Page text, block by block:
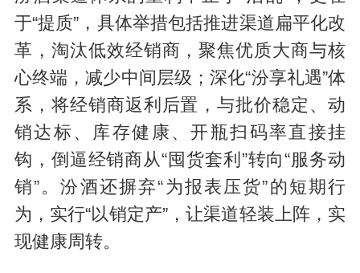
于“提质”，具体举措包括推进渠道扁平化改
革，淘汰低效经销商，聚焦优质大商与核
心终端，减少中间层级；深化“汾享礼遇”体
系，将经销商返利后置，与批价稳定、动
销达标、库存健康、开瓶扫码率直接挂
钩，倒逼经销商从“囤货套利”转向“服务动
销”。汾酒还摒弃“为报表压货”的短期行
为，实行“以销定产”，让渠道轻装上阵，实
现健康周转。